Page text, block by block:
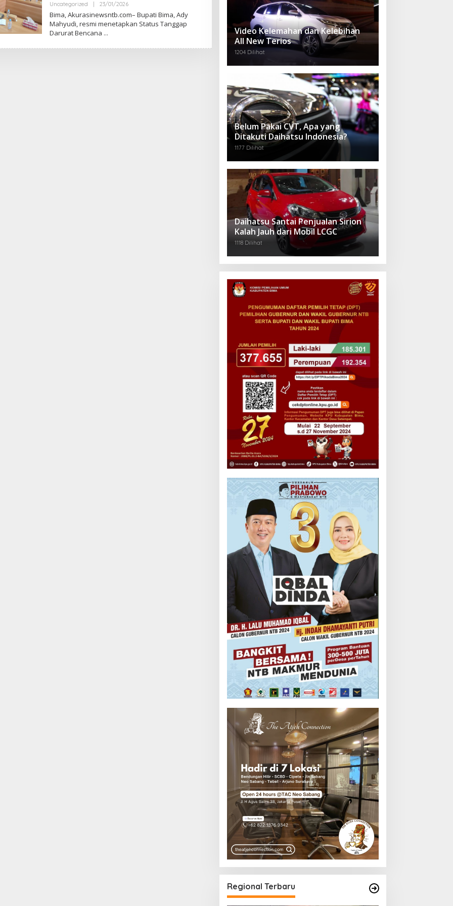
S
Uncategorized | 23/01/2026O
E
H
Bima, Akurasinewsntb.com– Bupati Bima, Ady
Mahyudi, resmi menetapkan Status Tanggap
Darurat Bencana
Video Kelemahan dan Kelebihan
All New Terios
1204 Dilihat
Belum Pakai CVT, Apa yang
Ditakuti Daihatsu Indonesia?
1177 Dilihat
Daihatsu Santai Penjualan Sirion
Kalah Jauh dari Mobil LCGC
1118 Dilihat
Regional Terbaru